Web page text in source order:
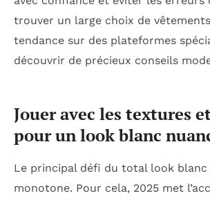
trouver un large choix de
tendance sur des plateformes
découvrir de précieux conseils
Jouer avec les textures
pour un look blanc
Le principal défi du total look blanc
monotone. Pour cela, 2025 met